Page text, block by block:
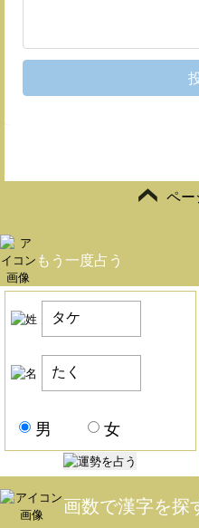
ペ
もう一度占う
男 女
画数で漢字を探